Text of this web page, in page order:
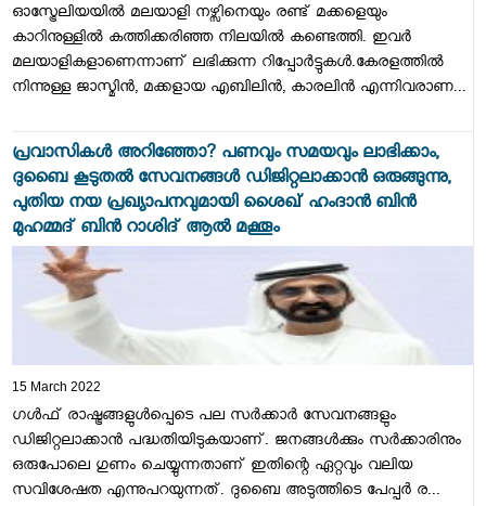
ഓസ്ട്രേലിയയിൽ മലയാളി നഴ്സിനെയും രണ്ട് മക്കളെയും
കാറിനുള്ളിൽ കത്തിക്കരിഞ്ഞ നിലയിൽ കണ്ടെത്തി. ഇവർ
മലയാളികളാണെന്നാണ് ലഭിക്കുന്ന റിപ്പോർട്ടുകൾ.കേരളത്തിൽ
നിന്നുള്ള ജാസ്മിൻ, മക്കളായ എബിലിൻ, കാരലിൻ എന്നിവരാണ...
പ്രവാസികൾ അറിഞ്ഞോ? പണവും സമയവും ലാഭിക്കാം,
ദുബൈ കൂടുതല്‍ സേവനങ്ങള്‍ ഡിജിറ്റലാക്കാൻ ഒരുങ്ങുന്നു,
പുതിയ നയ പ്രഖ്യാപനവുമായി ശൈഖ് ഹംദാന്‍ ബിന്‍
മുഹമ്മദ് ബിന്‍ റാശിദ് ആല്‍ മക്തൂം
15 March 2022
ഗൾഫ് രാഷ്ട്രങ്ങളുൾപ്പെടെ പല സർക്കാർ സേവനങ്ങളും
ഡിജിറ്റലാക്കാൻ പദ്ധതിയിടുകയാണ്. ജനങ്ങൾക്കും സർക്കാരിനും
ഒരുപോലെ ഗുണം ചെയ്യുന്നതാണ് ഇതിന്റെ ഏറ്റവും വലിയ
സവിശേഷത എന്നുപറയുന്നത്. ദുബൈ അടുത്തിടെ പേപ്പര്‍ ര...